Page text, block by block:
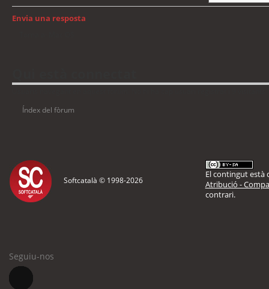
Envia una resposta
Índex del fòrum
Softcatalà © 1998-2026
El contingut està
Atribució -
contrari.
Seguiu-nos